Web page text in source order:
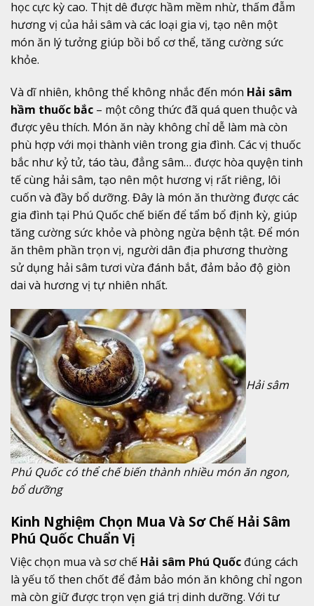
học cực kỳ cao. Thịt dê được hầm mềm nhừ, thấm đẫm
hương vị của hải sâm và các loại gia vị, tạo nên một
món ăn lý tưởng giúp bồi bổ cơ thể, tăng cường sức
khỏe.
Và dĩ nhiên, không thể không nhắc đến món Hải sâm
hầm thuốc bắc – một công thức đã quá quen thuộc và
được yêu thích. Món ăn này không chỉ dễ làm mà còn
phù hợp với mọi thành viên trong gia đình. Các vị thuốc
bắc như kỷ tử, táo tàu, đẳng sâm… được hòa quyện tinh
tế cùng hải sâm, tạo nên một hương vị rất riêng, lôi
cuốn và đầy bổ dưỡng. Đây là món ăn thường được các
gia đình tại Phú Quốc chế biến để tẩm bổ định kỳ, giúp
tăng cường sức khỏe và phòng ngừa bệnh tật. Để món
ăn thêm phần trọn vị, người dân địa phương thường
sử dụng hải sâm tươi vừa đánh bắt, đảm bảo độ giòn
dai và hương vị tự nhiên nhất.
Hải sâm
Phú Quốc có thể chế biến thành nhiều món ăn ngon,
bổ dưỡng
Kinh Nghiệm Chọn Mua Và Sơ Chế Hải Sâm
Phú Quốc Chuẩn Vị
Việc chọn mua và sơ chế Hải sâm Phú Quốc đúng cách
là yếu tố then chốt để đảm bảo món ăn không chỉ ngon
mà còn giữ được trọn vẹn giá trị dinh dưỡng. Với tư